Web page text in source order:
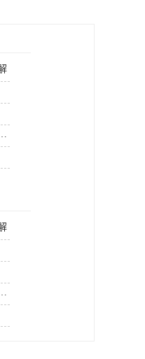
-北京地区收纳整理服务的市场需求趋势
-北京地区收纳整理服务的市场需求趋势